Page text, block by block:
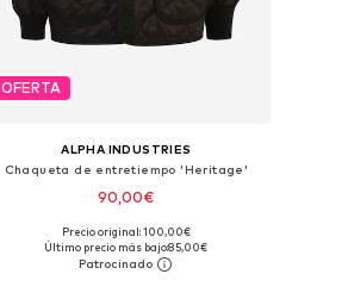
OFERTA
ALPHA INDUSTRIES
Chaqueta de entretiempo 'Heritage'
90,00€
Tallas disponibles: S, M, L, XL, XXL, XXXL
Añadir a la cesta
Precio original: 100,00€
Último precio más bajo:85,00€